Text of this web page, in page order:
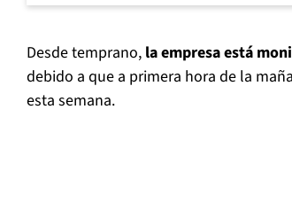
Desde temprano, la empresa está
debido a que a primera hora de la
esta semana.